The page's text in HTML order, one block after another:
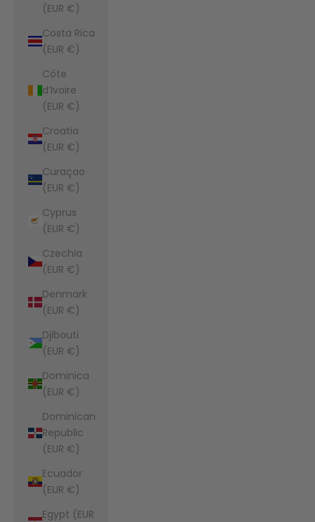
(EUR €)
Costa Rica
(EUR €)
Côte
d’Ivoire
(EUR €)
Croatia
(EUR €)
Curaçao
(EUR €)
Cyprus
(EUR €)
Czechia
(EUR €)
Denmark
(EUR €)
Djibouti
(EUR €)
Dominica
(EUR €)
Dominican
Republic
(EUR €)
Ecuador
(EUR €)
Egypt (EUR